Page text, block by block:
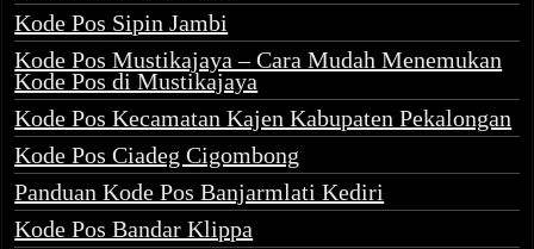
Kode Pos Sipin Jambi
Kode Pos Mustikajaya – Cara Mudah Menemukan
Kode Pos di Mustikajaya
Kode Pos Kecamatan Kajen Kabupaten Pekalongan
Kode Pos Ciadeg Cigombong
Panduan Kode Pos Banjarmlati Kediri
Kode Pos Bandar Klippa